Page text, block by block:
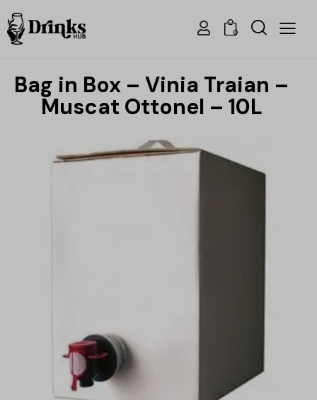
0
Bag in Box – Vinia Traian –
Muscat Ottonel – 10L